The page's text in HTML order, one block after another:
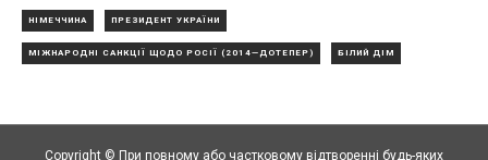
НІМЕЧЧИНА ПРЕЗИДЕНТ УКРАЇНИ
МІЖНАРОДНІ САНКЦІЇ ЩОДО РОСІЇ (2014—ДОТЕПЕР) БІЛИЙ ДІМ
Copyright © При повному або частковому відтворенні будь-яких